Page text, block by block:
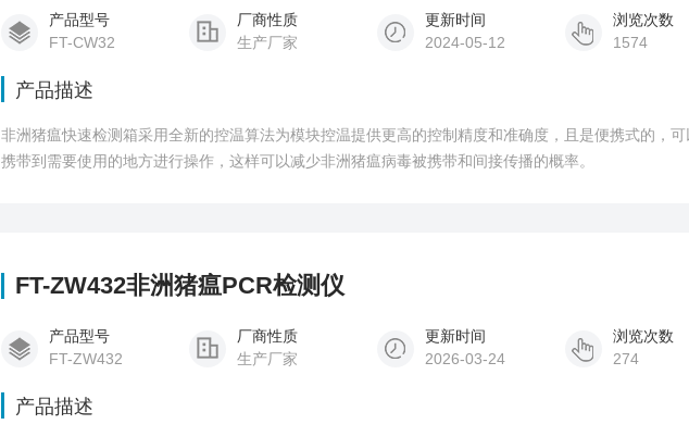
产品型号
FT-CW32
厂商性质
生产厂家
更新时间
2024-05-12
浏览次数
1574
产品描述
非洲猪瘟快速检测箱采用全新的控温算法为模块控温提供更高的控制精度和准确度，且是便携式的，
携带到需要使用的地方进行操作，这样可以减少非洲猪瘟病毒被携带和间接传播的概率。
FT-ZW432非洲猪瘟PCR检测仪
产品型号
FT-ZW432
厂商性质
生产厂家
更新时间
2026-03-24
浏览次数
274
产品描述